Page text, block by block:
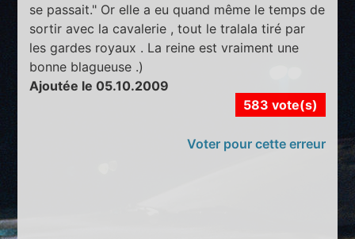
se passait." Or elle a eu quand même le temps de
sortir avec la cavalerie , tout le tralala tiré par
les gardes royaux . La reine est vraiment une
bonne blagueuse .)
Ajoutée le 05.10.2009
583 vote(s)
Voter pour cette erreur